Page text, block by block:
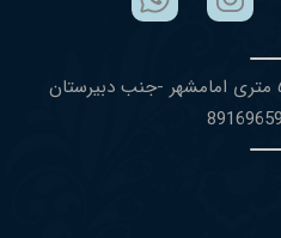
یزد- بلوار ١٧ شهریور- روبروی ۵٢ متری امامشهر -جنب دبیرستان